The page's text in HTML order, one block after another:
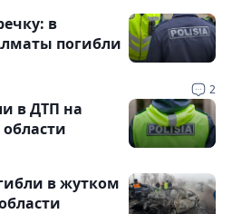
2
в
погибли
в ДТП на
в жутком